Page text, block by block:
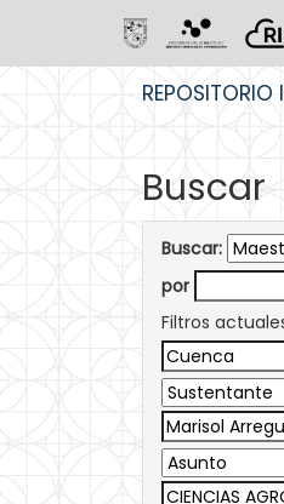
Buscar
Buscar:
por
Filtros